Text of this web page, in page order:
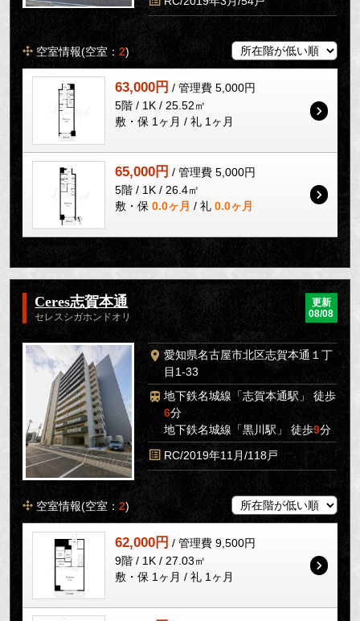
空室情報(空室：2)
63,000円 / 管理費 5,000円
5階 / 1K / 25.52㎡
敷・保 1ヶ月 / 礼 1ヶ月
65,000円 / 管理費 5,000円
5階 / 1K / 26.4㎡
敷・保 0.0ヶ月 / 礼 0.0ヶ月
Ceres志賀本通
セレスシガホンドオリ
更新
08/08
愛知県名古屋市北区志賀本通１丁
目1-33
地下鉄名城線「志賀本通駅」 徒歩
6分
地下鉄名城線「黒川駅」 徒歩9分
RC/2019年11月/118戸
空室情報(空室：2)
62,000円 / 管理費 9,500円
9階 / 1K / 27.03㎡
敷・保 1ヶ月 / 礼 1ヶ月